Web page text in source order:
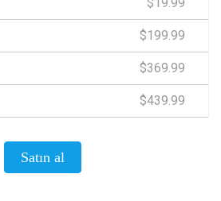
$199.99
$369.99
$439.99
Satın al